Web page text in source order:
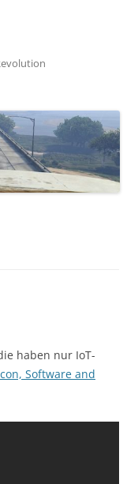
haben nur IoT-
Software and